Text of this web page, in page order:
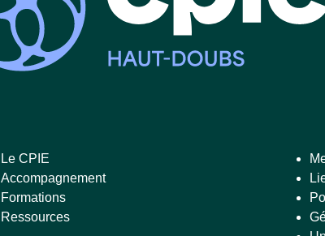
Le CPIE
Accompagnement
Formations
Ressources